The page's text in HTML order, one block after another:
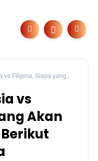
vs Filipina, Siapa yang
vs
Akan